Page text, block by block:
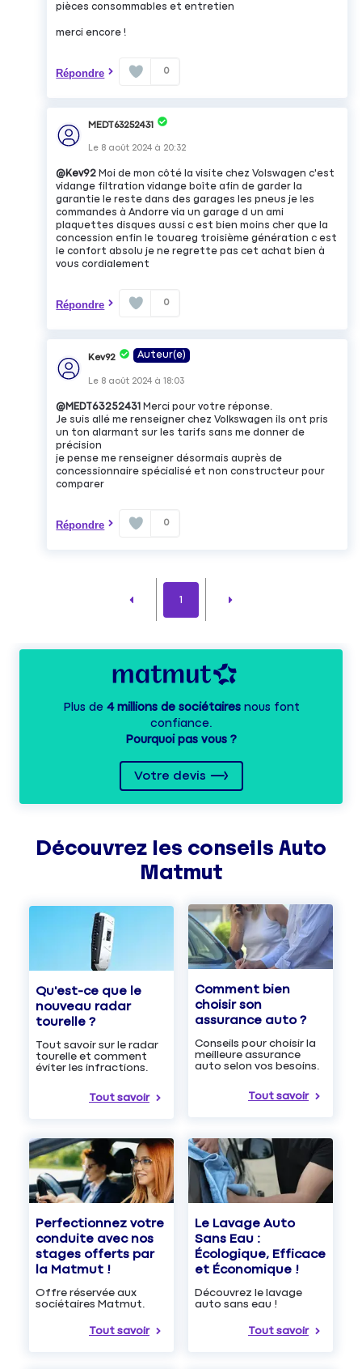
pièces consommables et entretien
merci encore !
Répondre 0
MEDT63252431
Le 8 août 2024 à 20:32
@Kev92 Moi de mon côté la visite chez Volswagen c'est
vidange filtration vidange boîte afin de garder la
garantie le reste dans des garages les pneus je les
commandes à Andorre via un garage d un ami
plaquettes disques aussi c est bien moins cher que la
concession enfin le touareg troisième génération c est
le confort absolu je ne regrette pas cet achat bien à
vous cordialement
Répondre 0
Kev92 Auteur(e)
Le 8 août 2024 à18:03
@MEDT63252431 Merci pour votre réponse.
Je suis allé me renseigner chez Volkswagen ils ont pris
un ton alarmant sur les tarifs sans me donner de
précision
je pense me renseigner désormais auprès de
concessionnaire spécialisé et non constructeur pour
comparer
Répondre 0
1
Plus de 4 millions de sociétairesnous font
confiance.
Pourquoi pas vous ?
Votre devis
Découvrez les conseils Auto
Matmut
Qu'est-ce que le
nouveau radar
tourelle ?
Tout savoir sur le radar
tourelle et comment
éviter les infractions.
Tout savoir
Comment bien
choisir son
assurance auto ?
Conseils pour choisir la
meilleure assurance
auto selon vos besoins.
Tout savoir
Perfectionnez votre
conduite avec nos
stages offerts par
la Matmut !
Offre réservée aux
sociétaires Matmut.
Tout savoir
Le Lavage Auto
Sans Eau :
Écologique, Efficace
et Économique !
Découvrez le lavage
auto sans eau !
Tout savoir